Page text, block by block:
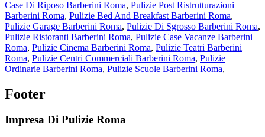
Case Di Riposo Barberini Roma, Pulizie Post Ristrutturazioni
Barberini Roma, Pulizie Bed And Breakfast Barberini Roma,
Pulizie Garage Barberini Roma, Pulizie Di Sgrosso Barberini Roma,
Pulizie Ristoranti Barberini Roma, Pulizie Case Vacanze Barberini
Roma, Pulizie Cinema Barberini Roma, Pulizie Teatri Barberini
Roma, Pulizie Centri Commerciali Barberini Roma, Pulizie
Ordinarie Barberini Roma, Pulizie Scuole Barberini Roma,
Footer
Impresa Di Pulizie Roma